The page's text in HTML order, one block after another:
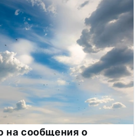
на сообщения о